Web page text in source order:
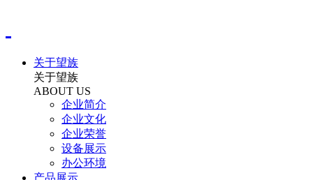
关于望族
关于望族
ABOUT US
企业简介
企业文化
企业荣誉
设备展示
办公环境
产品展示